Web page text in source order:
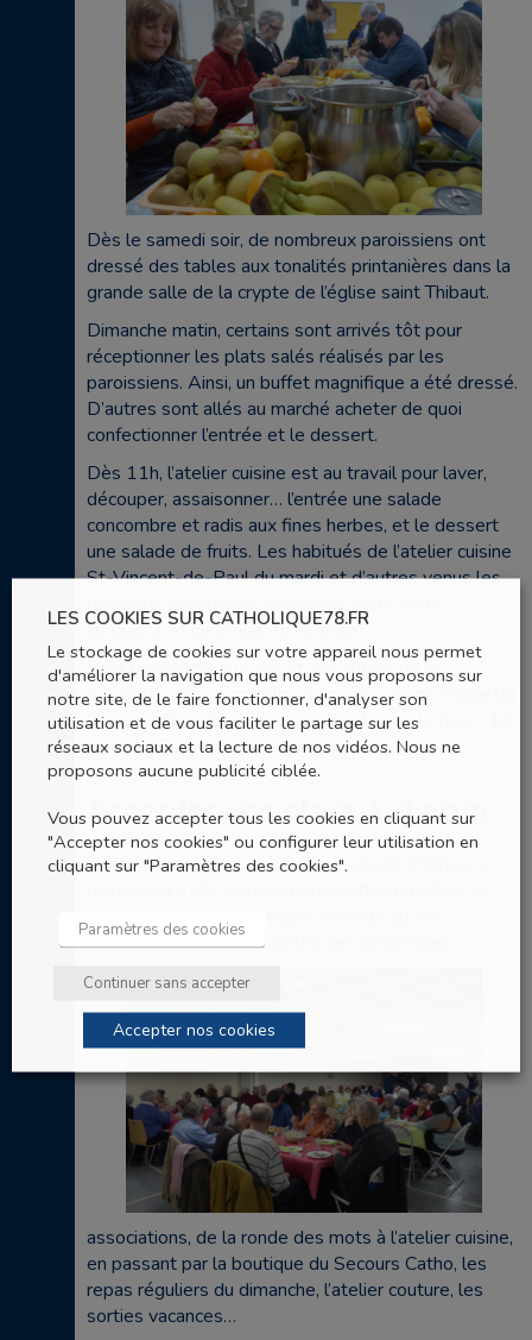
Dès le samedi soir, de nombreux paroissiens ont
dressé des tables aux tonalités printanières dans la
grande salle de la crypte de l’église saint Thibaut.
Dimanche matin, certains sont arrivés tôt pour
réceptionner les plats salés réalisés par les
paroissiens. Ainsi, un buffet magnifique a été dressé.
D’autres sont allés au marché acheter de quoi
confectionner l’entrée et le dessert.
Dès 11h, l’atelier cuisine est au travail pour laver,
découper, assaisonner… l’entrée une salade
concombre et radis aux fines herbes, et le dessert
une salade de fruits. Les habitués de l’atelier cuisine
St-Vincent-de-Paul du mardi et d’autres venus les
ambiance et ce travail en commun.
Pour permettre aux uns et aux autres de se
rencontrer, de s’accueillir, chacun reçoit une étiquette
fleurie ; il faut donc retrouver la table de la fleur : 18
tables, 150 personnes, bien loquaces.
Accorder une place à chacun
Après un mot d’accueil de notre diacre, Patrice, un
plus grand nombre possible de ceux qui se
retrouvent dans les activités des différentes
associations, de la ronde des mots à l’atelier cuisine,
en passant par la boutique du Secours Catho, les
repas réguliers du dimanche, l’atelier couture, les
sorties vacances…
LES COOKIES SUR CATHOLIQUE78.FR
Le stockage de cookies sur votre appareil nous permet
d'améliorer la navigation que nous vous proposons sur
notre site, de le faire fonctionner, d'analyser son
utilisation et de vous faciliter le partage sur les
réseaux sociaux et la lecture de nos vidéos. Nous ne
proposons aucune publicité ciblée.
Vous pouvez accepter tous les cookies en cliquant sur
"Accepter nos cookies" ou configurer leur utilisation en
cliquant sur "Paramètres des cookies".
Paramètres des cookies
Continuer sans accepter
Accepter nos cookies